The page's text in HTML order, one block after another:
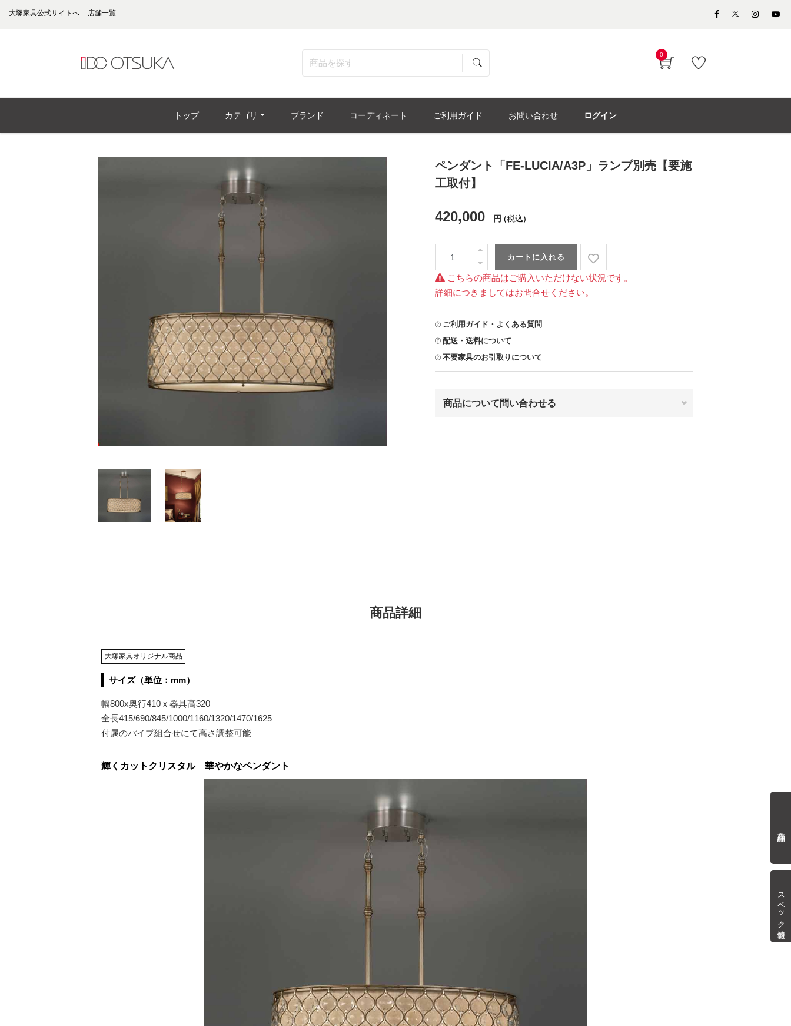
スペック情報
大塚家具公式サイトへ 店舗一覧
0
トップ カテゴリ ブランド コーディネート ご利用ガイド お問い合わせ ログイン
ペンダント「FE-LUCIA/A3P」ランプ別売【要施
工取付】
420,000 円 (税込)
カートに入れる
こちらの商品はご購入いただけない状況です。
詳細につきましてはお問合せください。
ご利用ガイド・よくある質問
配送・送料について
不要家具のお引取りについて
商品について問い合わせる
商品詳細
大塚家具オリジナル商品
サイズ（単位：mm）
幅800x奥行410ｘ器具高320
全長415/690/845/1000/1160/1320/1470/1625
付属のパイプ組合せにて高さ調整可能
輝くカットクリスタル 華やかなペンダント